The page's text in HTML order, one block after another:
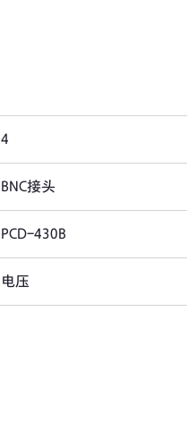
4
BNC接头
PCD-430B
电压